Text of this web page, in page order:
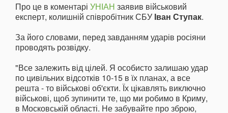
Про це в коментарі УНІАН заявив військовий
експерт, колишній співробітник СБУ Іван Ступак.
За його словами, перед завданням ударів росіяни
проводять розвідку.
"Все залежить від цілей. Я особисто залишаю удар
по цивільних відсотків 10-15 в їх планах, а все
решта - то військові об'єкти. Їх цікавлять виключно
військові, щоб зупинити те, що ми робимо в Криму,
в Московській області. Не забувайте про зброю,